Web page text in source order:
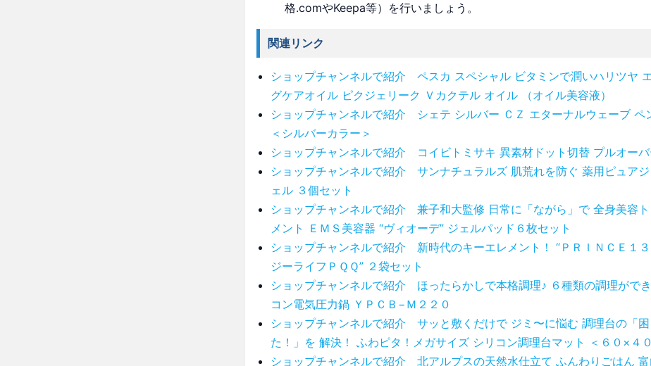
格.comやKeepa等）を行いましょう。
関連リンク
ショップチャンネルで紹介 ペスカ スペシャル ビタミンで潤いハリツヤ
グケアオイル ピクジェリーク Ｖカクテル オイル （オイル美容液）
ショップチャンネルで紹介 シェテ シルバー ＣＺ エターナルウェーブ ペ
＜シルバーカラー＞
ショップチャンネルで紹介 コイビトミサキ 異素材ドット切替 プルオー
ショップチャンネルで紹介 サンナチュラルズ 肌荒れを防ぐ 薬用ピュア
ェル ３個セット
ショップチャンネルで紹介 兼子和大監修 日常に「ながら」で 全身美容ト
メント ＥＭＳ美容器 “ヴィオーデ” ジェルパッド６枚セット
ショップチャンネルで紹介 新時代のキーエレメント！ “ＰＲＩＮＣＥ１
ジーライフＰＱＱ” ２袋セット
ショップチャンネルで紹介 ほったらかしで本格調理♪ ６種類の調理がで
コン電気圧力鍋 ＹＰＣＢ−Ｍ２２０
ショップチャンネルで紹介 サッと敷くだけで ジミ〜に悩む 調理台の「困
た！」を 解決！ ふわピタ！メガサイズ シリコン調理台マット ＜６０×４
ショップチャンネルで紹介 北アルプスの天然水仕立て ふんわりごはん 富